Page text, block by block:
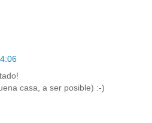
casa, a ser posible) :-)